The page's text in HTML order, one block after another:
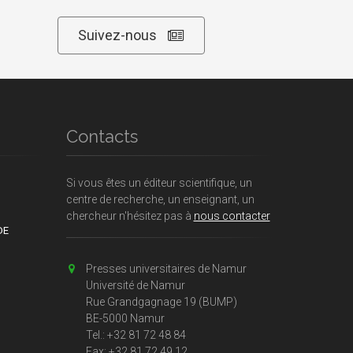
Suivez-nous
Contacts
Si vous êtes un éditeur scientifique, un
centre de recherche, un enseignant, un
chercheur n'hésitez pas à nous contacter
Presses universitaires de Namur
Université de Namur
Rue Grandgagnage 19 (BUMP)
BE-5000 Namur
Tel.: +32 81 72 48 84